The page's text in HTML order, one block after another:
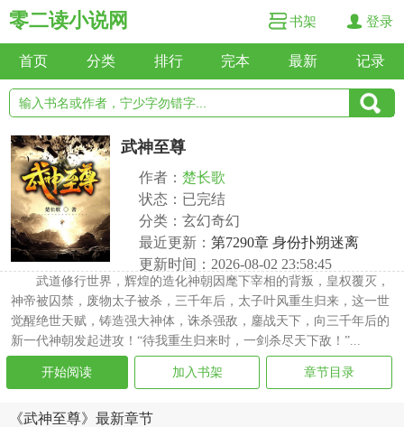
零二读小说网 书架 登录
首页 分类 排行 完本 最新 记录
武神至尊
作者： 楚长歌
状态：已完结
分类：玄幻奇幻
最近更新： 第7290章 身份扑朔迷离
更新时间：2026-08-02 23:58:45
武道修行世界，辉煌的造化神朝因麾下宰相的背叛，皇权覆灭，
神帝被囚禁，废物太子被杀，三千年后，太子叶风重生归来，这一世
觉醒绝世天赋，铸造强大神体，诛杀强敌，鏖战天下，向三千年后的
新一代神朝发起进攻！“待我重生归来时，一剑杀尽天下敌！”...
开始阅读 加入书架 章节目录
《武神至尊》最新章节